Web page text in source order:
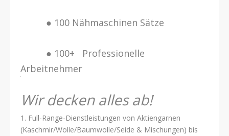
● 100 Nähmaschinen Sätze
● 100+ Professionelle
Arbeitnehmer
Wir decken alles ab!
1. Full-Range-Dienstleistungen von Aktiengarnen
(Kaschmir/Wolle/Baumwolle/Seide & Mischungen) bis